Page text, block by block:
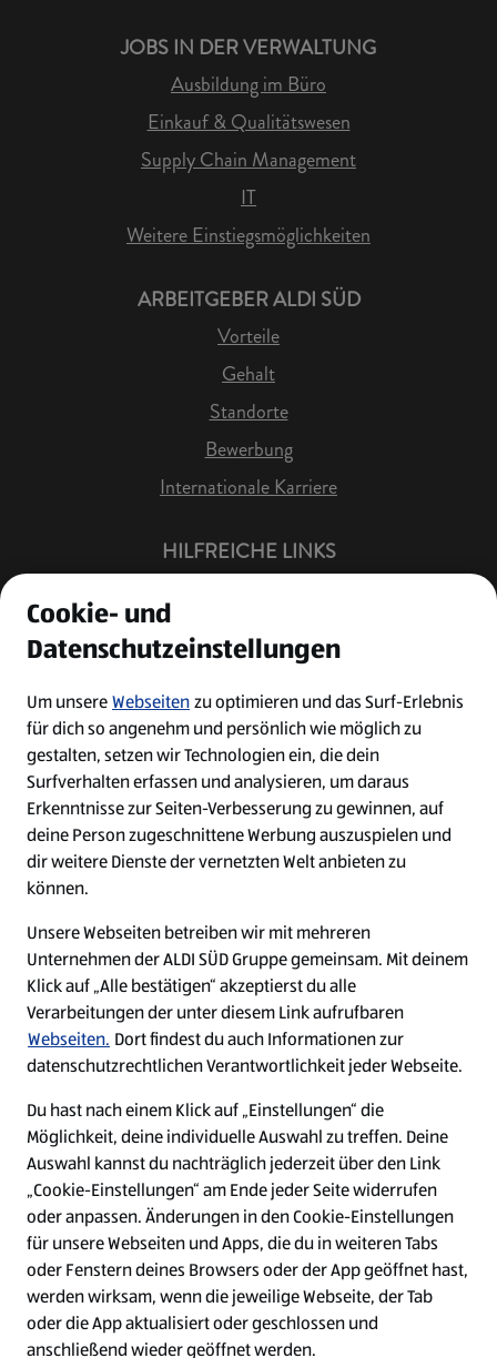
JOBS IN DER VERWALTUNG
Ausbildung im Büro
Einkauf & Qualitätswesen
Supply Chain Management
IT
Weitere Einstiegsmöglichkeiten
ARBEITGEBER ALDI SÜD
Vorteile
Gehalt
Standorte
Bewerbung
Internationale Karriere
HILFREICHE LINKS
Job Benachrichtigung
Bewerberkonto
Leichte Sprache
Kontakt
W
i
r
d
a
u
f
W
i
r
d
a
u
f
W
i
r
d
a
u
f
W
i
r
d
a
Cookie - Liste
Datenschutz
Cookie- und
Datenschutzeinstellungen
Um unsereWebseitenzu optimieren und das Surf-Erlebnis
für dich so angenehm und persönlich wie möglich zu
gestalten, setzen wir Technologien ein, die dein
Surfverhalten erfassen und analysieren, um daraus
Erkenntnisse zur Seiten-Verbesserung zu gewinnen, auf
deine Person zugeschnittene Werbung auszuspielen und
dir weitere Dienste der vernetzten Welt anbieten zu
können.
Unsere Webseiten betreiben wir mit mehreren
Unternehmen der ALDI SÜD Gruppe gemeinsam. Mit deinem
Klick auf „Alle bestätigen“ akzeptierst du alle
Verarbeitungen der unter diesem Link aufrufbaren
Webseiten. Dort findest du auch Informationen zur
datenschutzrechtlichen Verantwortlichkeit jeder Webseite.
Du hast nach einem Klick auf „Einstellungen“ die
Möglichkeit, deine individuelle Auswahl zu treffen. Deine
Auswahl kannst du nachträglich jederzeit über den Link
„Cookie-Einstellungen“ am Ende jeder Seite widerrufen
oder anpassen. Änderungen in den Cookie-Einstellungen
für unsere Webseiten und Apps, die du in weiteren Tabs
oder Fenstern deines Browsers oder der App geöffnet hast,
werden wirksam, wenn die jeweilige Webseite, der Tab
oder die App aktualisiert oder geschlossen und
anschließend wieder geöffnet werden.